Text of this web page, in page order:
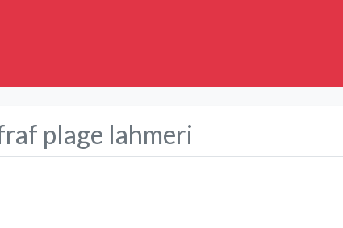
plage lahmeri